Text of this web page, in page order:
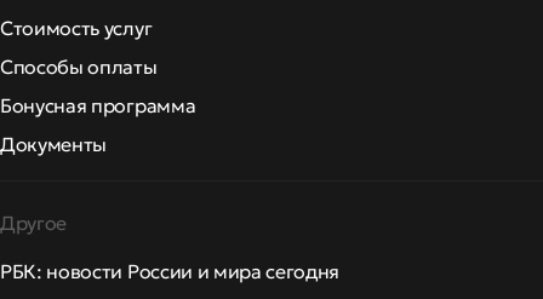
Стоимость услуг
Способы оплаты
Бонусная программа
Документы
Другое
РБК: новости России и мира сегодня